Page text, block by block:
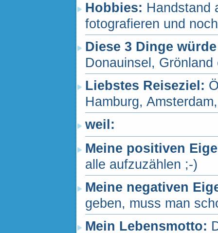
Hobbies: Handstand
fotografieren und
Diese 3 Dinge
Donauinsel,
Liebstes Reiseziel:
Hamburg,
weil:
Meine positiven
alle aufzuzählen ;-)
Meine negativen
geben, muss man
Mein Lebensmotto: